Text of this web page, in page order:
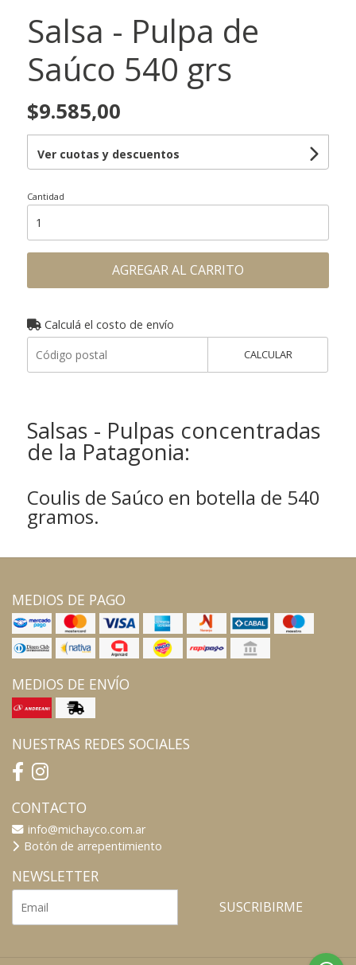
Salsa - Pulpa de
Saúco 540 grs
$9.585,00
Ver cuotas y descuentos
Cantidad
AGREGAR AL CARRITO
Calculá el costo de envío
CALCULAR
Salsas - Pulpas concentradas
de la Patagonia:
Coulis de Saúco en botella de 540
gramos.
MEDIOS DE PAGO
MEDIOS DE ENVÍO
NUESTRAS REDES SOCIALES
CONTACTO
info@michayco.com.ar
Botón de arrepentimiento
NEWSLETTER
SUSCRIBIRME